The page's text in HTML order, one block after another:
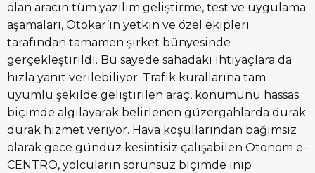
olan aracın tüm yazılım geliştirme, test ve uygulama
aşamaları, Otokar’ın yetkin ve özel ekipleri
tarafından tamamen şirket bünyesinde
gerçekleştirildi. Bu sayede sahadaki ihtiyaçlara da
hızla yanıt verilebiliyor. Trafik kurallarına tam
uyumlu şekilde geliştirilen araç, konumunu hassas
biçimde algılayarak belirlenen güzergahlarda durak
durak hizmet veriyor. Hava koşullarından bağımsız
olarak gece gündüz kesintisiz çalışabilen Otonom e-
CENTRO, yolcuların sorunsuz biçimde inip